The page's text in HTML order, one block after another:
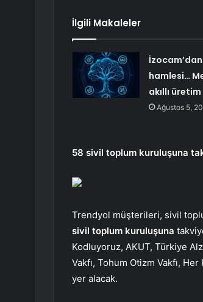
İlgili Makaleler
hamlesi…
akıllı
Ağustos 5,
58 sivil toplum kuruluşuna
Trendyol müşterileri, sivil
sivil toplum kuruluşuna
Kodluyoruz, AKUT, Türkiye
Vakfı, Tohum Otizm Vakfı,
yer alacak.